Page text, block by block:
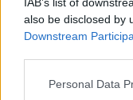
also be disclosed by
Downstream
Personal Data
közeli
lángok